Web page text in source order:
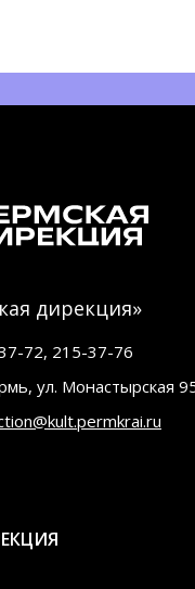
дирекция»
72, 215-37-76
ул. Монастырская